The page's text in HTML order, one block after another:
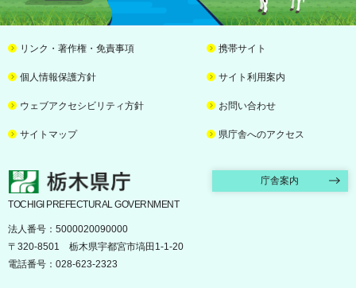
リンク・著作権・免責事項 携帯サイト
個人情報保護方針 サイト利用案内
ウェブアクセシビリティ方針 お問い合わせ
サイトマップ 県庁舎へのアクセス
栃木県庁 庁舎案内
TOCHIGI PREFECTURAL GOVERNMENT
法人番号：5000020090000
〒320-8501 栃木県宇都宮市塙田1-1-20
電話番号：028-623-2323